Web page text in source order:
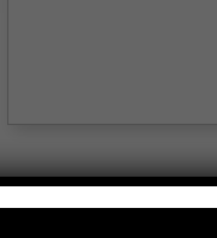
MCLAREN 720S